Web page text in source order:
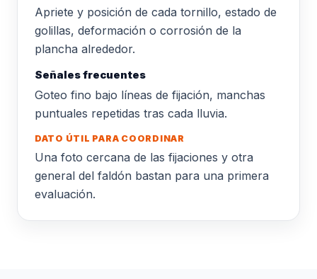
Apriete y posición de cada tornillo, estado de
golillas, deformación o corrosión de la
plancha alrededor.
Señales frecuentes
Goteo fino bajo líneas de fijación, manchas
puntuales repetidas tras cada lluvia.
DATO ÚTIL PARA COORDINAR
Una foto cercana de las fijaciones y otra
general del faldón bastan para una primera
evaluación.